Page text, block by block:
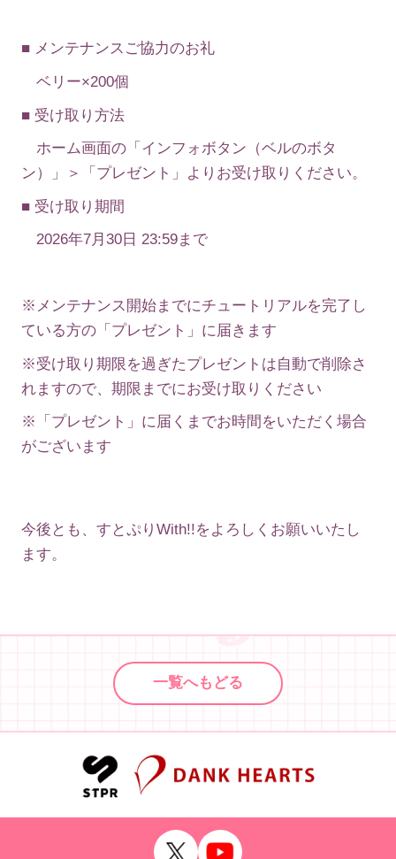
■ メンテナンスご協力のお礼
ベリー×200個
■ 受け取り方法
ホーム画面の「インフォボタン（ベルのボタ
ン）」＞「プレゼント」よりお受け取りください。
■ 受け取り期間
2026年7月30日 23:59まで
※メンテナンス開始までにチュートリアルを完了し
ている方の「プレゼント」に届きます
※受け取り期限を過ぎたプレゼントは自動で削除さ
れますので、期限までにお受け取りください
※「プレゼント」に届くまでお時間をいただく場合
がございます
今後とも、すとぷりWith!!をよろしくお願いいたし
ます。
一覧へもどる